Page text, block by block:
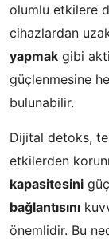
olumlu etkilere
cihazlardan
yapmak gibi
güçlenmesine
bulunabilir.
Dijital detoks,
etkilerden
kapasitesini
bağlantısını
önemlidir. Bu